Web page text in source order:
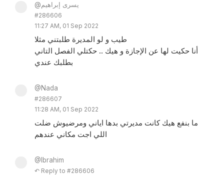
@يسرى إبراهيم
#286606
11:27 AM, 01 Sep 2022
طيب و لو المديرة طلبتني مثلا
أنا حكيت لها عن الإجازة و هيك .. حكتلي الفصل التاني
بطلبك عندي
@Nada
#286607
11:28 AM, 01 Sep 2022
ما بنفع هيك كانت مديرتي بدها اياني ومرضيوش ضلت
اللي اجت مكاني عندهم
@Ibrahim
↶ Reply to #286606